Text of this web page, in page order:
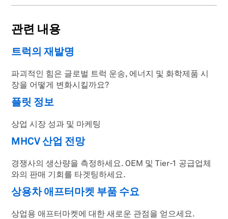
관련 내용
트럭의 재발명
파괴적인 힘은 글로벌 트럭 운송, 에너지 및 화학제품 시
장을 어떻게 변화시킬까요?
플릿 정보
상업 시장 성과 및 마케팅
MHCV 산업 전망
경쟁사의 생산량을 측정하세요. OEM 및 Tier-1 공급업체
와의 판매 기회를 타겟팅하세요.
상용차 애프터마켓 부품 수요
상업용 애프터마켓에 대한 새로운 관점을 얻으세요.